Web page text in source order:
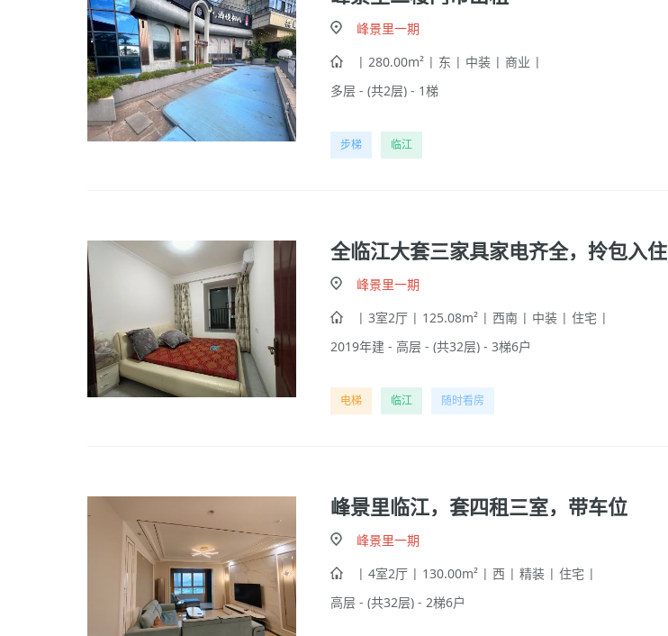
峰景里一期
| 280.00m² | 东 | 中装 | 商业 |
多层 - (共2层) - 1梯
步梯 临江
全临江大套三家具家电齐全，拎包入住
峰景里一期
| 3室2厅 | 125.08m² | 西南 | 中装 | 住宅 |
2019年建 - 高层 - (共32层) - 3梯6户
电梯 临江 随时看房
峰景里临江，套四租三室，带车位
峰景里一期
| 4室2厅 | 130.00m² | 西 | 精装 | 住宅 |
高层 - (共32层) - 2梯6户